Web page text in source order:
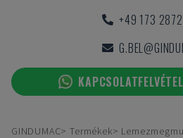
+49 173
GINDUMAC Termékek